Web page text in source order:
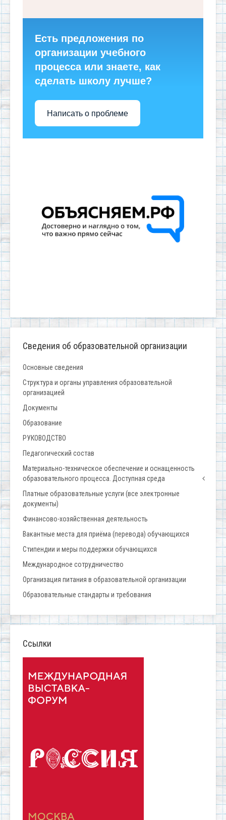
Есть предложения по
организации учебного
процесса или знаете, как
сделать школу лучше?
Написать о проблеме
Сведения об образовательной организации
Основные сведения
Структура и органы управления образовательной
организацией
Документы
Образование
РУКОВОДСТВО
Педагогический состав
Материально-техническое обеспечение и оснащенность
образовательного процесса. Доступная среда
Платные образовательные услуги (все электронные
документы)
Финансово-хозяйственная деятельность
Вакантные места для приёма (перевода) обучающихся
Стипендии и меры поддержки обучающихся
Международное сотрудничество
Организация питания в образовательной организации
Образовательные стандарты и требования
Ссылки